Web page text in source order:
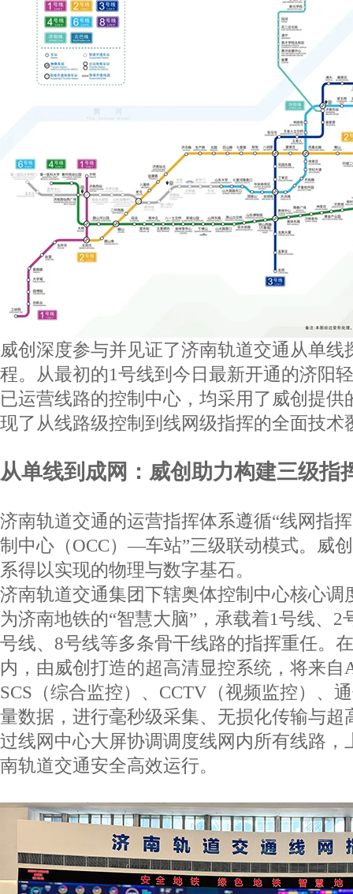
威创深度参与并见证了济南轨道交通从单
程。从最初的1号线到今日最新开通的济阳
已运营线路的控制中心，均采用了威创提
现了从线路级控制到线网级指挥的全面技术
从单线到成网：威创助力构建三级指
济南轨道交通的运营指挥体系遵循“线网指
制中心（OCC）—车站”三级联动模式。威
系得以实现的物理与数字基石。
济南轨道交通集团下辖奥体控制中心核心调
为济南地铁的“智慧大脑”，承载着1号线、 2
号线、 8号线等多条骨干线路的指挥重任。
内，由威创打造的超高清显控系统，将来自
SCS （综合监控）、 CCTV （视频监控）、
量数据，进行毫秒级采集、无损化传输与超
过线网中心大屏协调调度线网内所有线路，
南轨道交通安全高效运行。